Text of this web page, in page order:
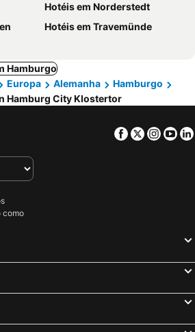
Hotéis em Norderstedt
Hotéis em Travemünde
Hamburgo
Europa Alemanha
Hamburgo
Hamburg City Klostertor
Facebook
Twitter
como